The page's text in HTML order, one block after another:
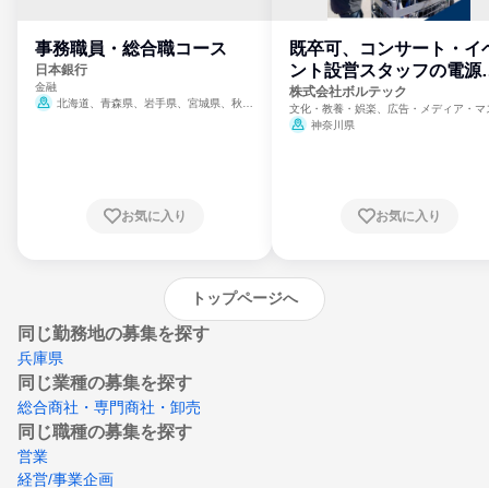
事務職員・総合職コース
日本銀行
金融
北海道、青森県、岩手県、宮城県、秋田
崎県、熊本県、大分県、宮崎県、鹿児島県、
お気に入り
既卒可、コンサート・イ
ント設営スタッフの電源
門
株式会社ボルテック
文化・教養・娯楽、広告・メディア・マ
ミ、電力・ガス・水道・エネルギー
神奈川県
お気に入り
トップページへ
同じ勤務地の募集を探す
兵庫県
同じ業種の募集を探す
総合商社・専門商社・卸売
同じ職種の募集を探す
営業
経営/事業企画